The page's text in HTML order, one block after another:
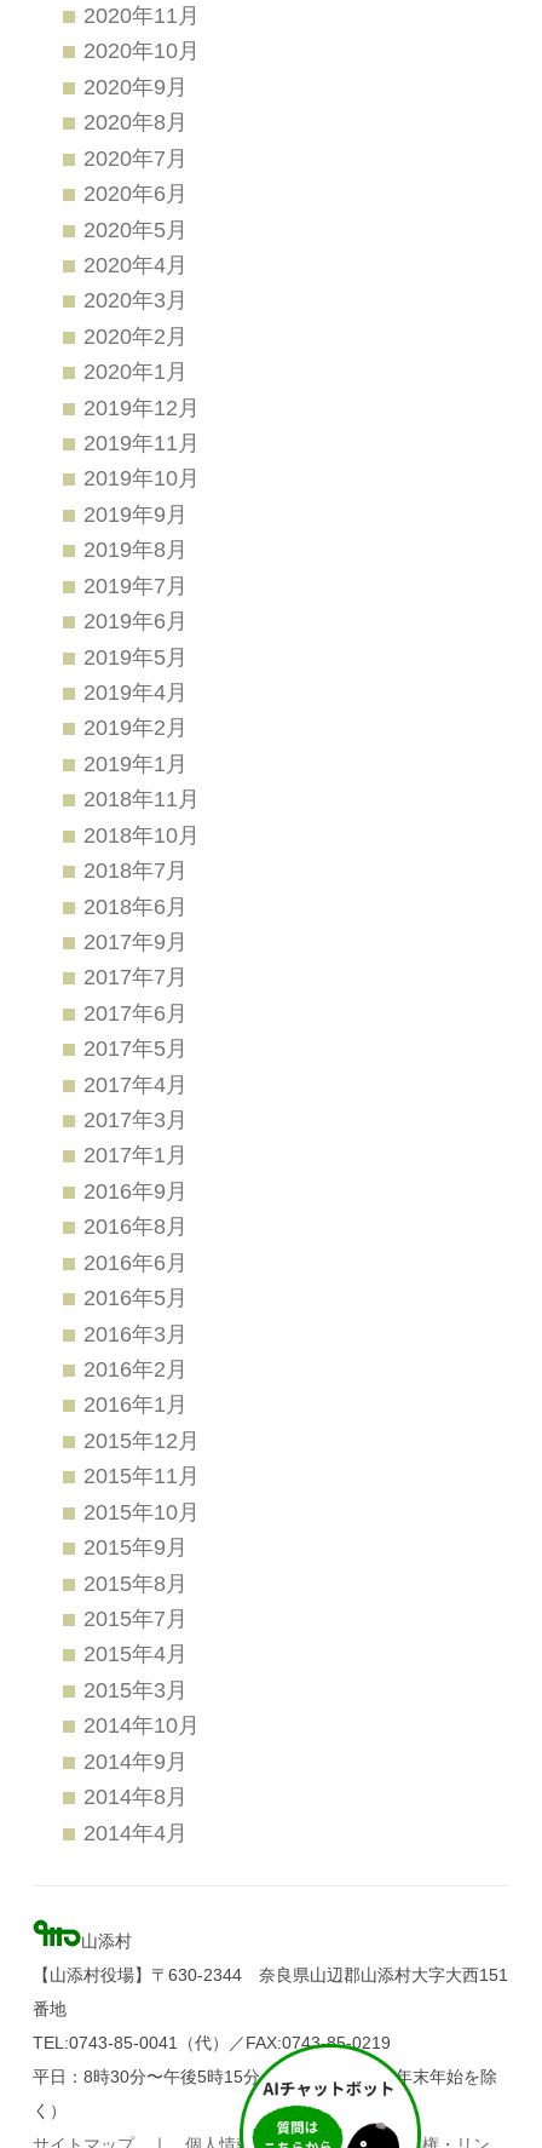
2020年11月
2020年10月
2020年9月
2020年8月
2020年7月
2020年6月
2020年5月
2020年4月
2020年3月
2020年2月
2020年1月
2019年12月
2019年11月
2019年10月
2019年9月
2019年8月
2019年7月
2019年6月
2019年5月
2019年4月
2019年2月
2019年1月
2018年11月
2018年10月
2018年7月
2018年6月
2017年9月
2017年7月
2017年6月
2017年5月
2017年4月
2017年3月
2017年1月
2016年9月
2016年8月
2016年6月
2016年5月
2016年3月
2016年2月
2016年1月
2015年12月
2015年11月
2015年10月
2015年9月
2015年8月
2015年7月
2015年4月
2015年3月
2014年10月
2014年9月
2014年8月
2014年4月
山添村
【山添村役場】〒630-2344 奈良県山辺郡山添村大字大西151
番地
TEL:0743-85-0041（代）／FAX:0743-85-0219
平日：8時30分〜午後5時15分（土・日・祝日、年末年始を除
く）